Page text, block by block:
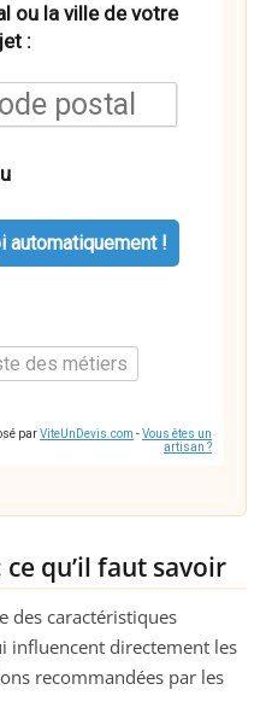
ou la ville de votre
:
!
des métiers
parViteUnDevis.com -Vous êtes un
artisan ?
qu’il faut savoir
des caractéristiques
influencent directement les
recommandées par les